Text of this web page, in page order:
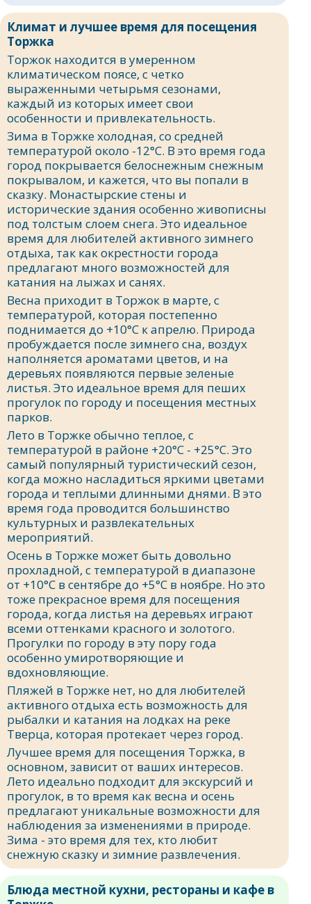
Климат и лучшее время для посещения
Торжка
Торжок находится в умеренном
климатическом поясе, с четко
выраженными четырьмя сезонами,
каждый из которых имеет свои
особенности и привлекательность.
Зима в Торжке холодная, со средней
температурой около -12°C. В это время года
город покрывается белоснежным снежным
покрывалом, и кажется, что вы попали в
сказку. Монастырские стены и
исторические здания особенно живописны
под толстым слоем снега. Это идеальное
время для любителей активного зимнего
отдыха, так как окрестности города
предлагают много возможностей для
катания на лыжах и санях.
Весна приходит в Торжок в марте, с
температурой, которая постепенно
поднимается до +10°C к апрелю. Природа
пробуждается после зимнего сна, воздух
наполняется ароматами цветов, и на
деревьях появляются первые зеленые
листья. Это идеальное время для пеших
прогулок по городу и посещения местных
парков.
Лето в Торжке обычно теплое, с
температурой в районе +20°C - +25°C. Это
самый популярный туристический сезон,
когда можно насладиться яркими цветами
города и теплыми длинными днями. В это
время года проводится большинство
культурных и развлекательных
мероприятий.
Осень в Торжке может быть довольно
прохладной, с температурой в диапазоне
от +10°C в сентябре до +5°C в ноябре. Но это
тоже прекрасное время для посещения
города, когда листья на деревьях играют
всеми оттенками красного и золотого.
Прогулки по городу в эту пору года
особенно умиротворяющие и
вдохновляющие.
Пляжей в Торжке нет, но для любителей
активного отдыха есть возможность для
рыбалки и катания на лодках на реке
Тверца, которая протекает через город.
Лучшее время для посещения Торжка, в
основном, зависит от ваших интересов.
Лето идеально подходит для экскурсий и
прогулок, в то время как весна и осень
предлагают уникальные возможности для
наблюдения за изменениями в природе.
Зима - это время для тех, кто любит
снежную сказку и зимние развлечения.
Блюда местной кухни, рестораны и кафе в